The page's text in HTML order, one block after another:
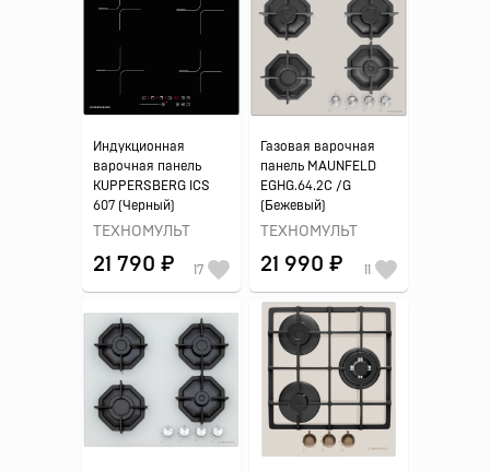
Индукционная
варочная панель
KUPPERSBERG ICS
607 (Черный)
ТЕХНОМУЛЬТ
21 790 ₽ 17
Газовая варочная
панель MAUNFELD
EGHG.64.2C /G
(Бежевый)
ТЕХНОМУЛЬТ
21 990 ₽ 11